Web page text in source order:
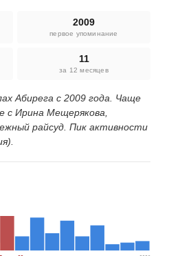
2009
первое упоминание
11
за 12 месяцев
Абирега с 2009 года. Чаще
с Ирина Мещерякова,
райсуд. Пик активности